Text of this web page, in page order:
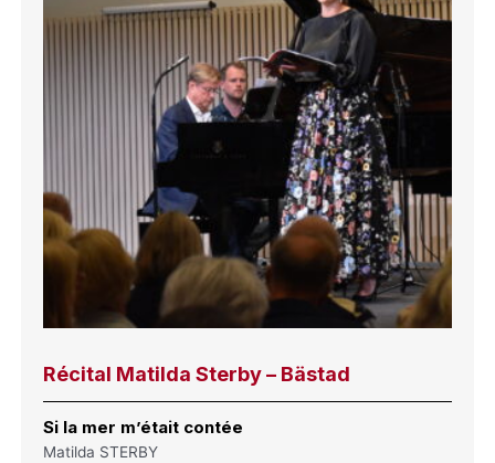
Récital Matilda Sterby – Bästad
Si la mer m’était contée
Matilda STERBY